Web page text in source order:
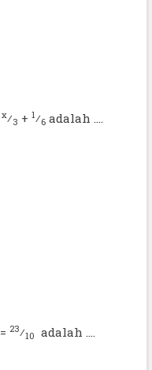
x⁄3 + 1⁄6 adalah ....
= 23⁄10 adalah ....